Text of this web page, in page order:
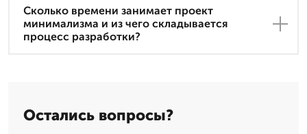
Сколько времени занимает проект
минимализма и из чего складывается
процесс разработки?
Остались вопросы?